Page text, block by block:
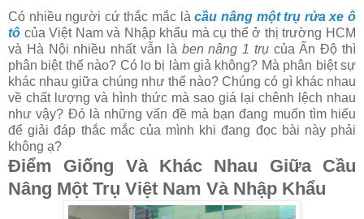
Có nhiều người cứ thắc mắc làcầu nâng một trụ rửa xe ô
tô của Việt Nam và Nhập khẩu mà cụ thể ở thị trường HCM
và Hà Nội nhiều nhất vẫn là ben nâng 1 trụcủa Ấn Độ thì
phân biệt thế nào? Có lo bị làm giả không? Mà phân biệt sự
khác nhau giữa chúng như thế nào? Chúng có gì khác nhau
về chất lượng và hình thức mà sao giá lại chênh lệch nhau
như vậy? Đó là những vấn đề mà bạn đang muốn tìm hiểu
để giải đáp thắc mắc của mình khi đang đọc bài này phải
không ạ?
Điểm Giống Và Khác Nhau Giữa Cầu
Nâng Một Trụ Việt Nam Và Nhập Khẩu